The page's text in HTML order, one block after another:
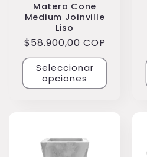
Matera Cone
Medium Joinville
Liso
Precio
habitual
$58.900,00 COP
Seleccionar
opciones